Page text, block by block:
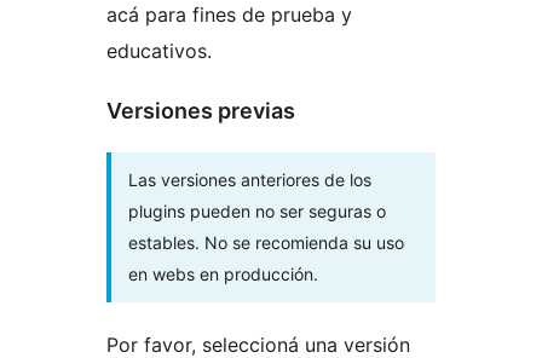
acá para fines de prueba y
educativos.
Versiones previas
Las versiones anteriores de los
plugins pueden no ser seguras o
estables. No se recomienda su uso
en webs en producción.
Por favor, seleccioná una versión